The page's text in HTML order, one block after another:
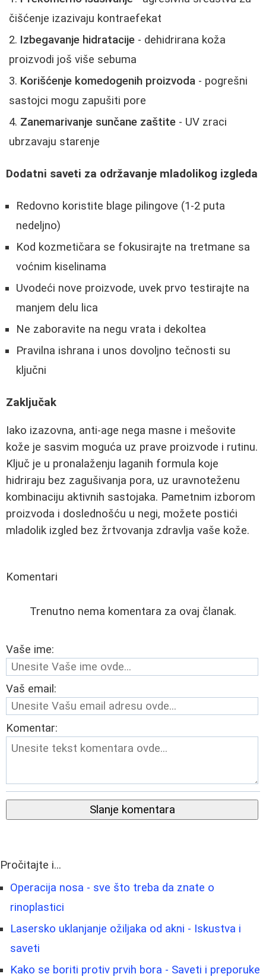
čišćenje izazivaju kontraefekat
Izbegavanje hidratacije - dehidrirana koža
proizvodi još više sebuma
Korišćenje komedogenih proizvoda - pogrešni
sastojci mogu zapušiti pore
Zanemarivanje sunčane zaštite - UV zraci
ubrzavaju starenje
Dodatni saveti za održavanje mladolikog izgleda
Redovno koristite blage pilingove (1-2 puta
nedeljno)
Kod kozmetičara se fokusirajte na tretmane sa
voćnim kiselinama
Uvodeći nove proizvode, uvek prvo testirajte na
manjem delu lica
Ne zaboravite na negu vrata i dekoltea
Pravilna ishrana i unos dovoljno tečnosti su
ključni
Zaključak
Iako izazovna, anti-age nega masne i mešovite
kože je sasvim moguća uz prave proizvode i rutinu.
Ključ je u pronalaženju laganih formula koje
hidriraju bez zagušivanja pora, uz uravnoteženu
kombinaciju aktivnih sastojaka. Pametnim izborom
proizvoda i doslednošću u negi, možete postići
mladolik izgled bez žrtvovanja zdravlja vaše kože.
Komentari
Trenutno nema komentara za ovaj članak.
Vaše ime:
Vaš email:
Komentar:
Slanje komentara
Pročitajte i...
Operacija nosa - sve što treba da znate o
rinoplastici
Lasersko uklanjanje ožiljaka od akni - Iskustva i
saveti
Kako se boriti protiv prvih bora - Saveti i preporuke